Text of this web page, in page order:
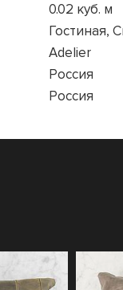
0.02 куб. м
Гостиная,
Adelier
Россия
Россия